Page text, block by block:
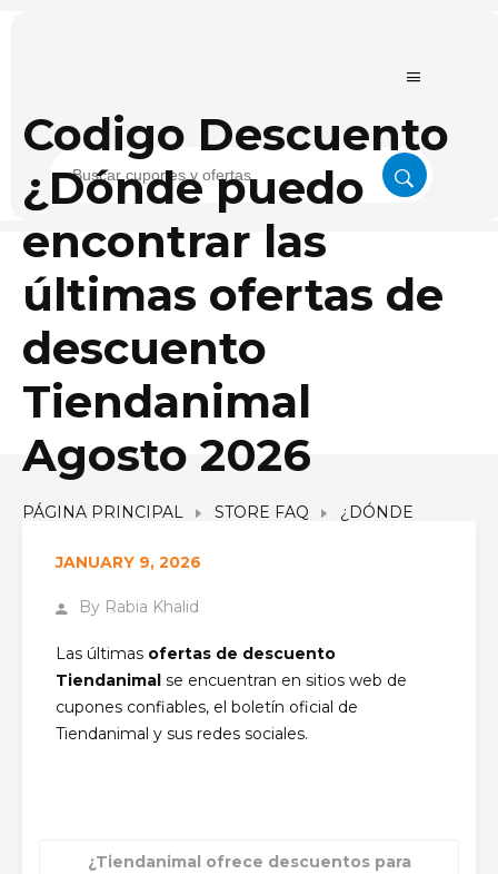
Codigo Descuento
¿Dónde puedo
encontrar las
últimas ofertas de
descuento
Tiendanimal
Agosto 2026
PÁGINA PRINCIPAL STORE FAQ
¿DÓNDE
DESCUENTO TIENDANIMAL
JANUARY 9, 2026
By Rabia Khalid
Las últimas ofertas de descuento
Tiendanimal se encuentran en sitios web de
cupones confiables, el boletín oficial de
Tiendanimal y sus redes sociales.
¿Tiendanimal ofrece descuentos para